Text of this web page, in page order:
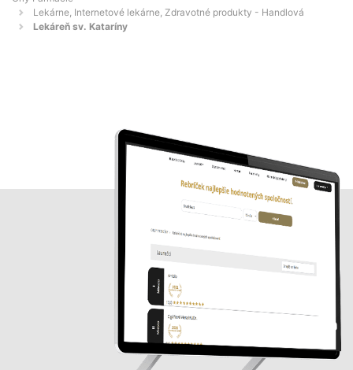
Lekárne, Internetové lekárne, Zdravotné produkty - Handlová
Lekáreň sv. Kataríny